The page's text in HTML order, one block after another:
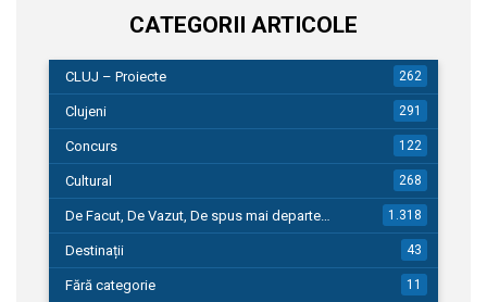
CATEGORII ARTICOLE
CLUJ – Proiecte 262
Clujeni 291
Concurs 122
Cultural 268
De Facut, De Vazut, De spus mai departe… 1.318
Destinații 43
Fără categorie 11